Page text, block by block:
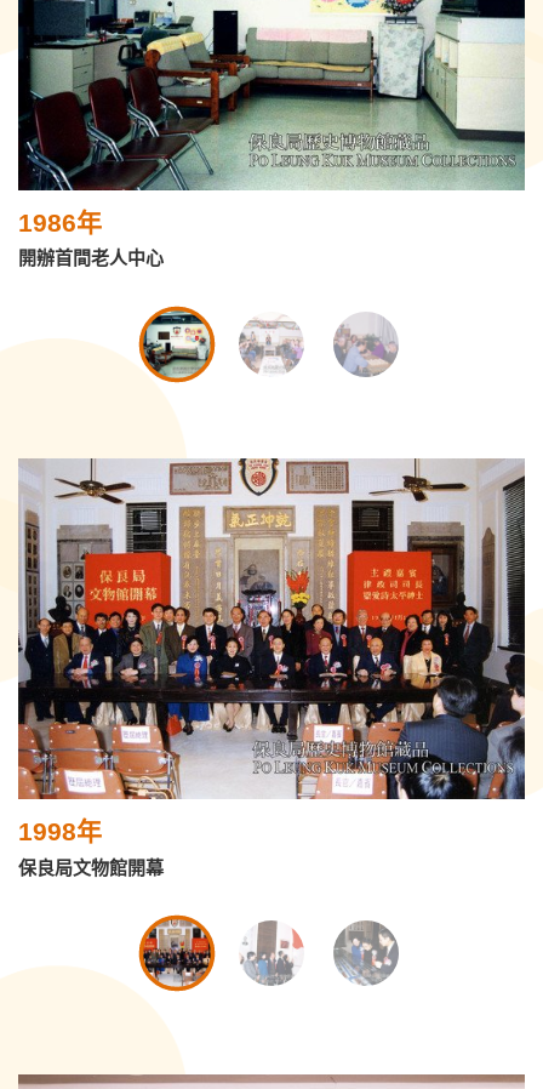
1986年
開辦首間老人中心
1998年
保良局文物館開幕